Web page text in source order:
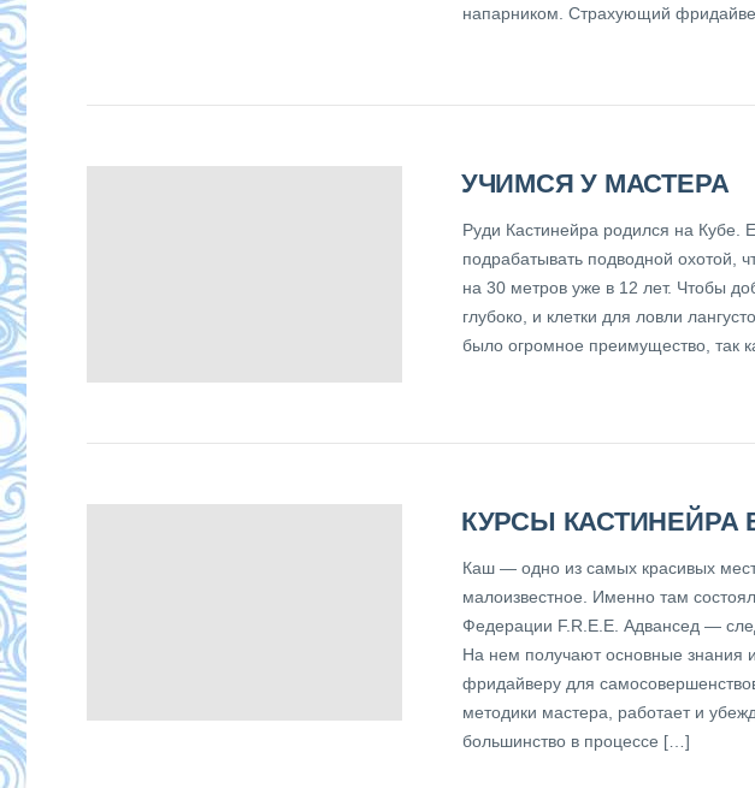
напарником. Страхующий
УЧИМСЯ У МАСТЕРА
Руди Кастинейра родился на Кубе.
подрабатывать подводной охотой,
на 30 метров уже в 12 лет. Чтобы
глубоко, и клетки для ловли
было огромное преимущество, так
КУРСЫ КАСТИНЕЙРА
Каш — одно из самых красивых
малоизвестное. Именно там
Федерации F.R.E.E. Адвансед —
На нем получают основные знания
фридайверу для
методики мастера, работает и
большинство в процессе […]